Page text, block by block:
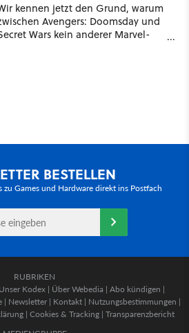
kennen jetzt den Grund, warum
Avengers: Doomsday und
Wars kein anderer Marvel-
BESTELLEN
Games und Hardware direkt ins Postfach
RUBRIKEN
Unser Kodex | Über Webedia | Abo kündigen |
| Newsletter | Kontakt | Nutzungsbestimmungen |
| Cookies & Tracking | Transparenzbericht